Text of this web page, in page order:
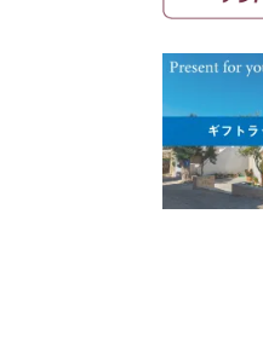
リ
マヴ
リ
グ
カベルネ